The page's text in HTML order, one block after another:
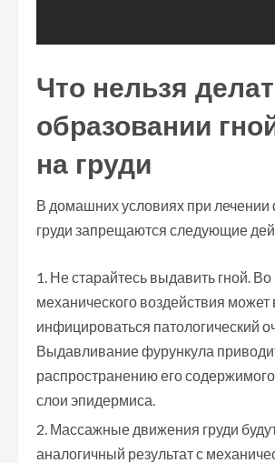
Что нельзя
образовании
на груди
В домашних условиях при лечении
груди запрещаются следующие
Не старайтесь выдавить гной.
механического воздействия может
инфицироваться патологический
Выдавливание фурункула
распространению его
слои эпидермиса.
Массажные движения груди
аналогичный результат с